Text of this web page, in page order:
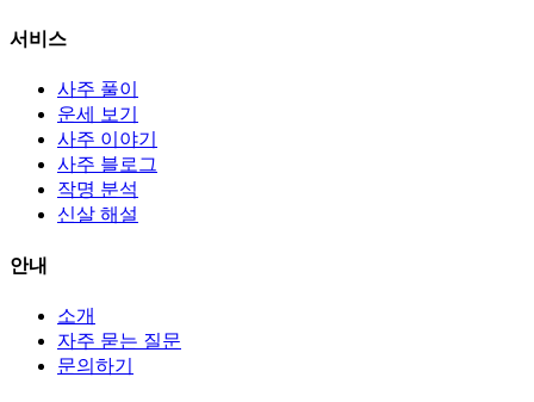
서비스
사주 풀이
운세 보기
사주 이야기
사주 블로그
작명 분석
신살 해설
안내
소개
자주 묻는 질문
문의하기